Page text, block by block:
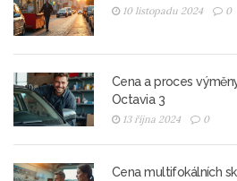
10 listopadu 2024 0
Cena a proces
Octavia 3
13 října 2024 0
Cena multifokálních